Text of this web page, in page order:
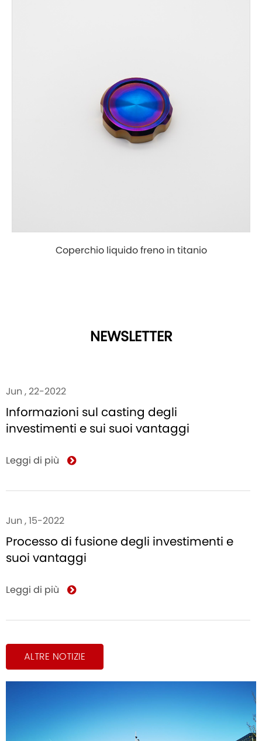
Coperchio liquido freno in titanio
NEWSLETTER
Jun , 22-2022
Informazioni sul casting degli
investimenti e sui suoi vantaggi
Leggi di più
Jun , 15-2022
Processo di fusione degli investimenti e
suoi vantaggi
Leggi di più
ALTRE NOTIZIE